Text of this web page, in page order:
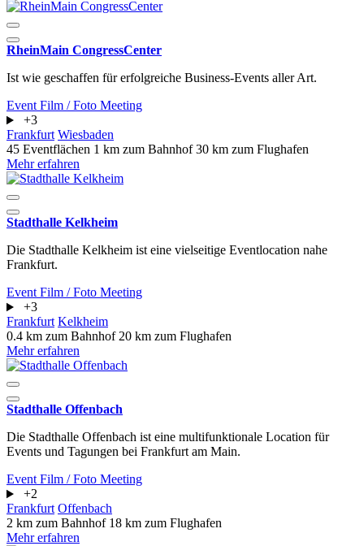
RheinMain CongressCenter
Ist wie geschaffen für erfolgreiche Business-Events aller Art.
Event Film / Foto Meeting
+3
Frankfurt Wiesbaden
45 Eventflächen 1 km zum Bahnhof30 km zum Flughafen
Mehr erfahren
Stadthalle Kelkheim
Die Stadthalle Kelkheim ist eine vielseitige Eventlocation nahe
Frankfurt.
Event Film / Foto Meeting
+3
Frankfurt Kelkheim
0.4 km zum Bahnhof 20 km zum Flughafen
Mehr erfahren
Stadthalle Offenbach
Die Stadthalle Offenbach ist eine multifunktionale Location für
Events und Tagungen bei Frankfurt am Main.
Event Film / Foto Meeting
+2
Frankfurt Offenbach
2 km zum Bahnhof 18 km zum Flughafen
Mehr erfahren